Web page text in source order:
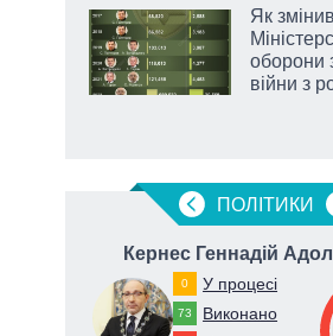
Як
оборони
війни з
ПОЛIТИКИ
Кернес Геннадій
0 У процесі
73 Виконано